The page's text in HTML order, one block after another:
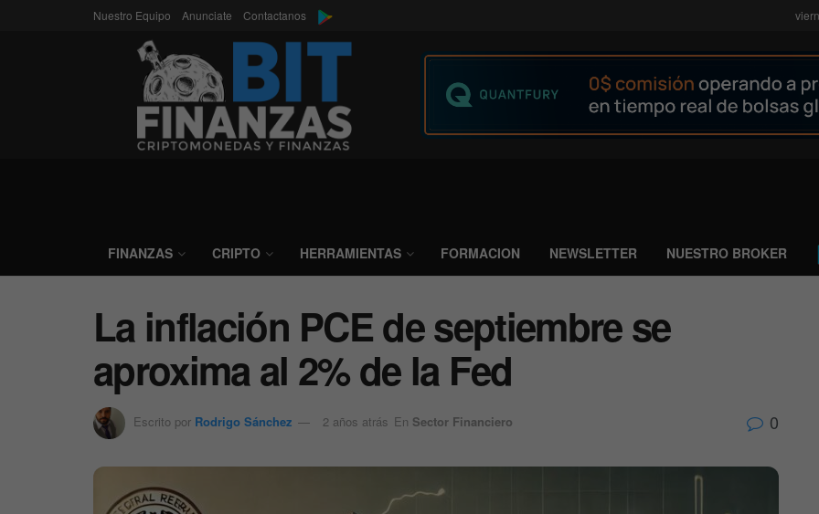
Nuestro Equipo Anunciate Contactanos
FINANZAS CRIPTO HERRAMIENTAS FORMACION NEWSLETTER NUESTRO BROKER
La inflación PCE de septiembre se
aproxima al 2% de la Fed
Escrito por Rodrigo Sánchez 2 años atrás En Sector Financiero 0